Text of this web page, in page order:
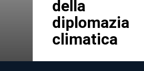
della
diplomazia
climatica